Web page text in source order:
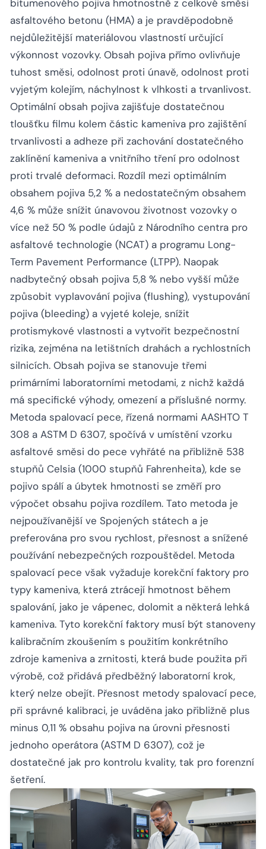
bitumenového pojiva hmotnostně z celkové směsi
asfaltového betonu (HMA) a je pravděpodobně
nejdůležitější materiálovou vlastností určující
výkonnost vozovky. Obsah pojiva přímo ovlivňuje
tuhost směsi, odolnost proti únavě, odolnost proti
vyjetým kolejím, náchylnost k vlhkosti a trvanlivost.
Optimální obsah pojiva zajišťuje dostatečnou
tloušťku filmu kolem částic kameniva pro zajištění
trvanlivosti a adheze při zachování dostatečného
zaklínění kameniva a vnitřního tření pro odolnost
proti trvalé deformaci. Rozdíl mezi optimálním
obsahem pojiva 5,2 % a nedostatečným obsahem
4,6 % může snížit únavovou životnost vozovky o
více než 50 % podle údajů z Národního centra pro
asfaltové technologie (NCAT) a programu Long-
Term Pavement Performance (LTPP). Naopak
nadbytečný obsah pojiva 5,8 % nebo vyšší může
způsobit vyplavování pojiva (flushing), vystupování
pojiva (bleeding) a vyjeté koleje, snížit
protismykové vlastnosti a vytvořit bezpečnostní
rizika, zejména na letištních drahách a rychlostních
silnicích. Obsah pojiva se stanovuje třemi
primárními laboratorními metodami, z nichž každá
má specifické výhody, omezení a příslušné normy.
Metoda spalovací pece, řízená normami AASHTO T
308 a ASTM D 6307, spočívá v umístění vzorku
asfaltové směsi do pece vyhřáté na přibližně 538
stupňů Celsia (1000 stupňů Fahrenheita), kde se
pojivo spálí a úbytek hmotnosti se změří pro
výpočet obsahu pojiva rozdílem. Tato metoda je
nejpoužívanější ve Spojených státech a je
preferována pro svou rychlost, přesnost a snížené
používání nebezpečných rozpouštědel. Metoda
spalovací pece však vyžaduje korekční faktory pro
typy kameniva, která ztrácejí hmotnost během
spalování, jako je vápenec, dolomit a některá lehká
kameniva. Tyto korekční faktory musí být stanoveny
kalibračním zkoušením s použitím konkrétního
zdroje kameniva a zrnitosti, která bude použita při
výrobě, což přidává předběžný laboratorní krok,
který nelze obejít. Přesnost metody spalovací pece,
při správné kalibraci, je uváděna jako přibližně plus
minus 0,11 % obsahu pojiva na úrovni přesnosti
jednoho operátora (ASTM D 6307), což je
dostatečné jak pro kontrolu kvality, tak pro forenzní
šetření.